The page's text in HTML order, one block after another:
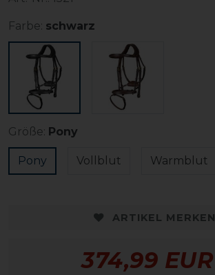
Farbe: schwarz
Größe: Pony
Pony Vollblut Warmblut
ARTIKEL MERKEN
374,99 EUR